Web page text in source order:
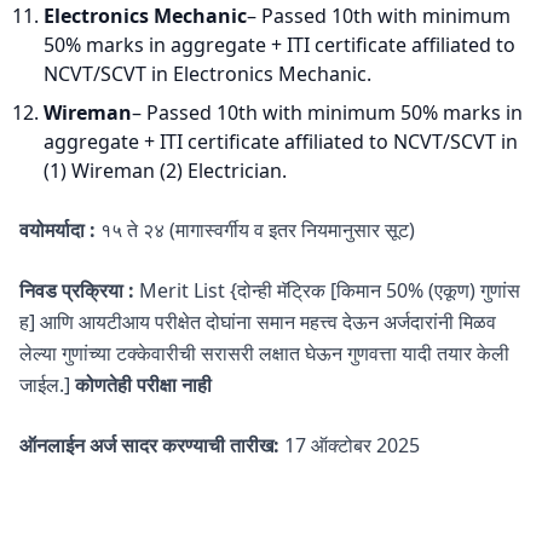
Electronics Mechanic– Passed 10th with minimum
50% marks in aggregate + ITI certificate affiliated to
NCVT/SCVT in Electronics Mechanic.
Wireman– Passed 10th with minimum 50% marks in
aggregate + ITI certificate affiliated to NCVT/SCVT in
(1) Wireman (2) Electrician.
वयोमर्यादा : १५ ते २४ (मागास्वर्गीय व इतर नियमानुसार सूट)
निवड प्रक्रिया : Merit List {दोन्ही मॅट्रिक [किमान 50% (एकूण) गुणांस
ह] आणि आयटीआय परीक्षेत दोघांना समान महत्त्व देऊन अर्जदारांनी मिळव
लेल्या गुणांच्या टक्केवारीची सरासरी लक्षात घेऊन गुणवत्ता यादी तयार केली
जाईल.]कोणतेही परीक्षा नाही
ऑनलाईन अर्ज सादर करण्याची तारीख: 17 ऑक्टोबर 2025